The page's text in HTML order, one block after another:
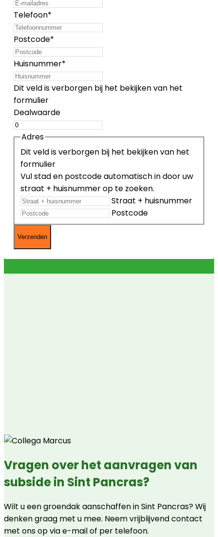
Telefoon*
Postcode*
Huisnummer*
Dit veld is verborgen bij het bekijken van het
formulier
Dealwaarde
Dit veld is verborgen bij het bekijken van het
formulier
Adres
Vul stad en postcode automatisch in door uw
straat + huisnummer op te zoeken.
Straat + huisnummer
Postcode
Vragen over het aanvragen van
subside in Sint Pancras?
Wilt u een groendak aanschaffen in Sint Pancras? Wij
denken graag met u mee. Neem vrijblijvend contact
met ons op via e-mail of per telefoon.